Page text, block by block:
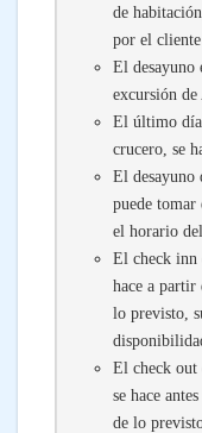
de
por el cliente
El desayuno
excursión
El último
crucero, se
El
puede
el horario
El check inn
hace a partir
lo previsto,
El check out
se hace
de lo